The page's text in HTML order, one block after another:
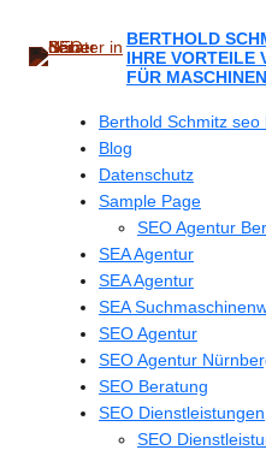
springen
BERTHOLD
IHRE VORTEILE
FÜR
Berthold Schmitz seo
Blog
Datenschutz
Sample Page
SEO Agentur
SEA Agentur
SEA Agentur
SEA
SEO Agentur
SEO Agentur
SEO Beratung
SEO Dienstleistungen
SEO